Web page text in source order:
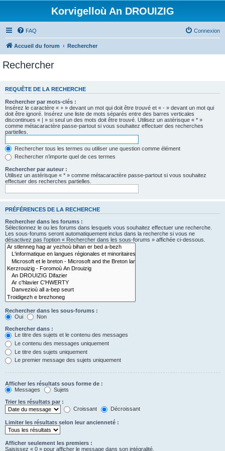
Korvigelloù An DROUIZIG
FAQ Connexion
Accueil du forum Rechercher
Rechercher
REQUÊTE DE LA RECHERCHE
Rechercher par mots-clés :
Insérez le caractère « + » devant un mot qui doit être trouvé et « - » devant un mot qui
doit être ignoré. Insérez une liste de mots séparés entre des barres verticales
discontinues « | » si seul un des mots doit être trouvé. Utilisez un astérisque « * »
comme métacaractère passe-partout si vous souhaitez effectuer des recherches
partielles.
Rechercher tous les termes ou utiliser une question comme élément
Rechercher n’importe quel de ces termes
Rechercher par auteur :
Utilisez un astérisque « * » comme métacaractère passe-partout si vous souhaitez
effectuer des recherches partielles.
PRÉFÉRENCES DE LA RECHERCHE
Rechercher dans les forums :
Sélectionnez le ou les forums dans lesquels vous souhaitez effectuer une recherche.
Les sous-forums seront automatiquement inclus dans la recherche si vous ne
désactivez pas l’option « Rechercher dans les sous-forums » affichée ci-dessous.
Rechercher dans les sous-forums :
Oui
Non
Rechercher dans :
Le titre des sujets et le contenu des messages
Le contenu des messages uniquement
Le titre des sujets uniquement
Le premier message des sujets uniquement
Afficher les résultats sous forme de :
Messages
Sujets
Trier les résultats par :
Croissant
Décroissant
Limiter les résultats selon leur ancienneté :
Afficher seulement les premiers :
Saisissez « 0 » pour afficher le message dans son intégralité.